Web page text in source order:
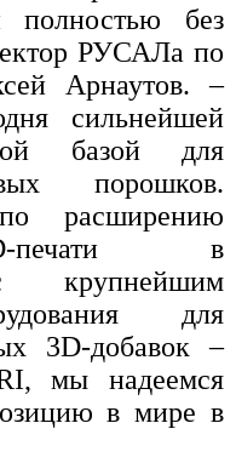
полностью без
РУСАЛа по
Арнаутов. –
сильнейшей
базой для
порошков.
расширению
печати в
крупнейшим
для
3D-добавок –
мы надеемся
в мире в